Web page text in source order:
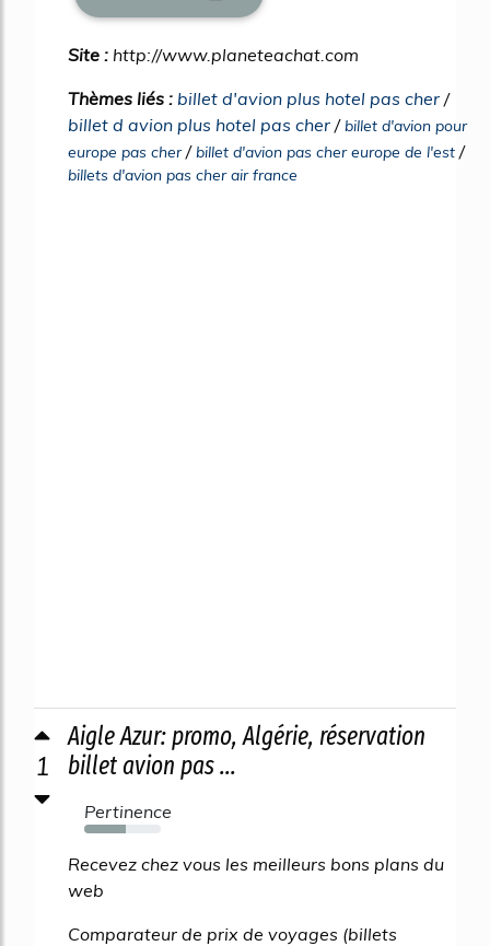
Site : http://www.planeteachat.com
Thèmes liés : billet d'avion plus hotel pas cher /
billet d avion plus hotel pas cher /billet d'avion pour
europe pas cher/billet d'avion pas cher europe de l'est /
billets d'avion pas cher air france
1
Aigle Azur: promo, Algérie, réservation
billet avion pas ...
Pertinence
54%
Recevez chez vous les meilleurs bons plans du
web
Comparateur de prix de voyages (billets